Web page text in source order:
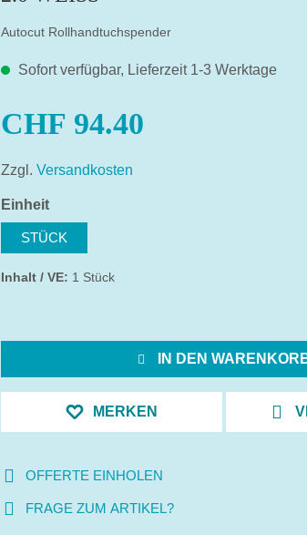
Autocut Rollhandtuchspender
Sofort verfügbar, Lieferzeit 1-3 Werktage
CHF 94.40
Zzgl. Versandkosten
Einheitauswählen
STÜCK
Inhalt / VE: 1 Stück
IN DEN
MERKEN
OFFERTE EINHOLEN
FRAGE ZUM ARTIKEL?